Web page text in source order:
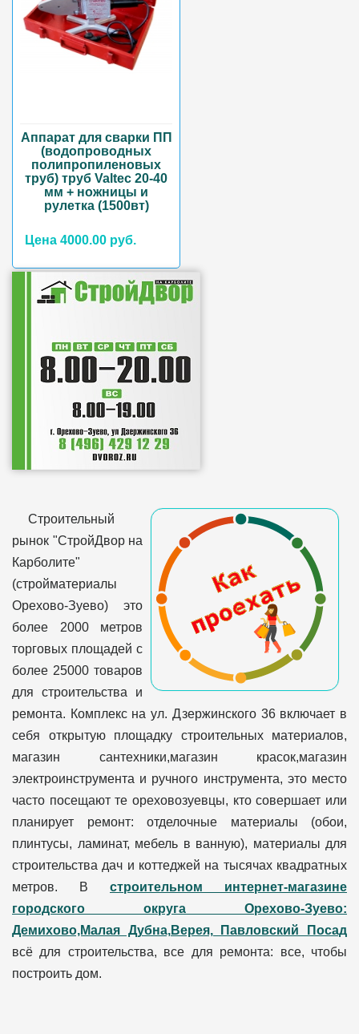
Аппарат для сварки ПП
(водопроводных
полипропиленовых
труб) труб Valtec 20-40
мм + ножницы и
рулетка (1500вт)
Цена 4000.00 руб.
Строительный
рынок "СтройДвор на
Карболите"
(стройматериалы
Орехово-Зуево) это
более 2000 метров
торговых площадей с
более 25000 товаров
для строительства и
ремонта. Комплекс на ул. Дзержинского 36 включает в
себя открытую площадку строительных материалов,
магазин сантехники,магазин красок,магазин
электроинструмента и ручного инструмента, это место
часто посещают те ореховозуевцы, кто совершает или
планирует ремонт: отделочные материалы (обои,
плинтусы, ламинат, мебель в ванную), материалы для
строительства дач и коттеджей на тысячах квадратных
метров. В строительном интернет-магазине
городского округа Орехово-Зуево:
Демихово,Малая Дубна,Верея, Павловский Посад
всё для строительства, все для ремонта: все, чтобы
построить дом.